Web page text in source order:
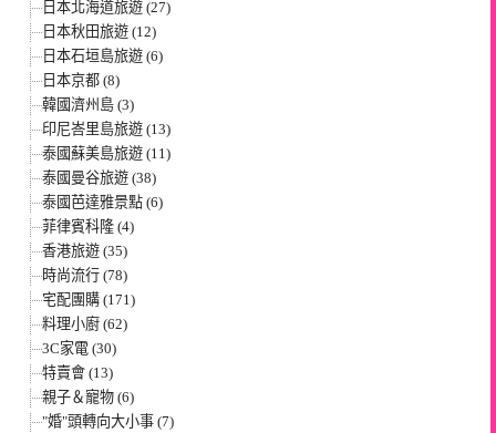
日本北海道旅遊 (27)
日本秋田旅遊 (12)
日本石垣島旅遊 (6)
日本京都 (8)
韓國濟州島 (3)
印尼峇里島旅遊 (13)
泰國蘇美島旅遊 (11)
泰國曼谷旅遊 (38)
泰國芭達雅景點 (6)
菲律賓科隆 (4)
香港旅遊 (35)
時尚流行 (78)
宅配團購 (171)
料理小廚 (62)
3C家電 (30)
特賣會 (13)
親子＆寵物 (6)
"婚"頭轉向大小事 (7)